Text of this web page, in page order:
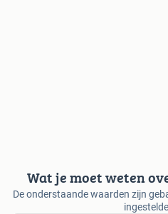
Wat je moet weten
De onderstaande waarden zijn